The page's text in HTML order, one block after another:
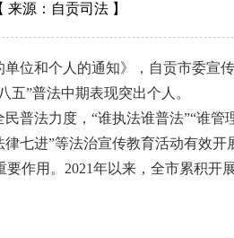
来源：自贡司法 】
位和个人的通知》，自贡市委宣
”普法中期表现突出个人。
法力度，“谁执法谁普法”“谁管
七进”等法治宣传教育活动有效开
作用。2021年以来，全市累积开